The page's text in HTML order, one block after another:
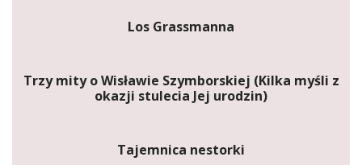
Los Grassmanna
Trzy mity o Wisławie Szymborskiej (Kilka myśli z
okazji stulecia Jej urodzin)
Tajemnica nestorki